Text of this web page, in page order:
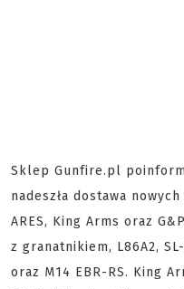
Sklep Gunfire.pl
nadeszła dostawa
ARES, King Arms oraz
z granatnikiem, L86A2,
oraz M14 EBR-RS. King